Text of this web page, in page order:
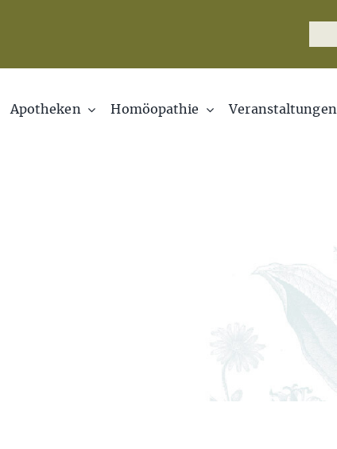
Apotheken Homöopathie Veranstaltungen